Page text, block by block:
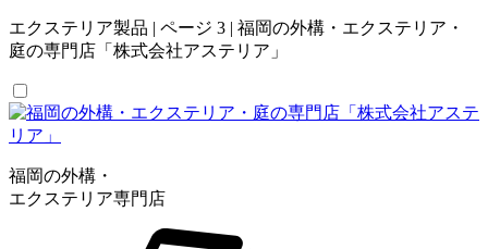
エクステリア製品 | ページ 3 | 福岡の外構・エクステリア・
庭の専門店「株式会社アステリア」
福岡の外構・
エクステリア専門店